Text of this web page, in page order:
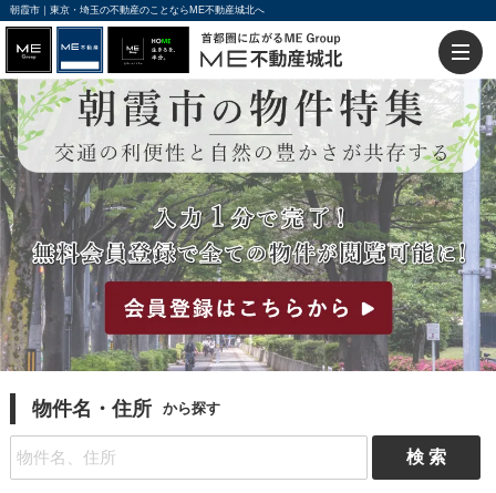
朝霞市｜東京・埼玉の不動産のことならME不動産城北へ
物件名・住所 から探す